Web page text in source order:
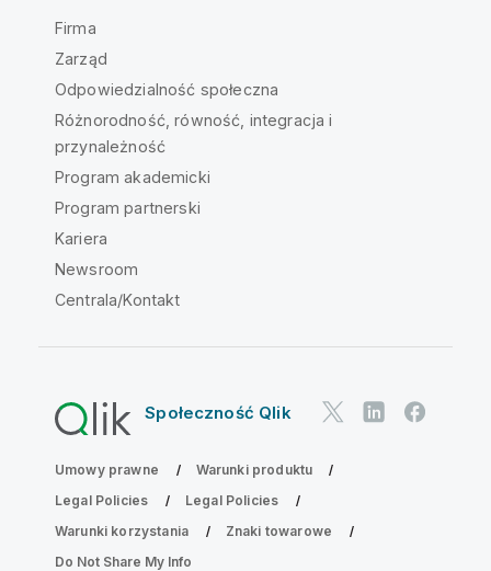
Firma
Zarząd
Odpowiedzialność społeczna
Różnorodność, równość, integracja i
przynależność
Program akademicki
Program partnerski
Kariera
Newsroom
Centrala/Kontakt
Społeczność Qlik
Umowy prawne
Warunki produktu
Legal Policies
Legal Policies
Warunki korzystania
Znaki towarowe
Do Not Share My Info